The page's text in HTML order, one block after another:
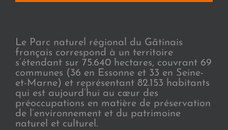
Le Parc naturel régional du Gâtinais
français correspond à un territoire
s’étendant sur 75.640 hectares, couvrant 69
communes (36 en Essonne et 33 en Seine-
et-Marne) et représentant 82.153 habitants
qui est aujourd’hui au cœur des
préoccupations en matière de préservation
de l’environnement et du patrimoine
naturel et culturel.